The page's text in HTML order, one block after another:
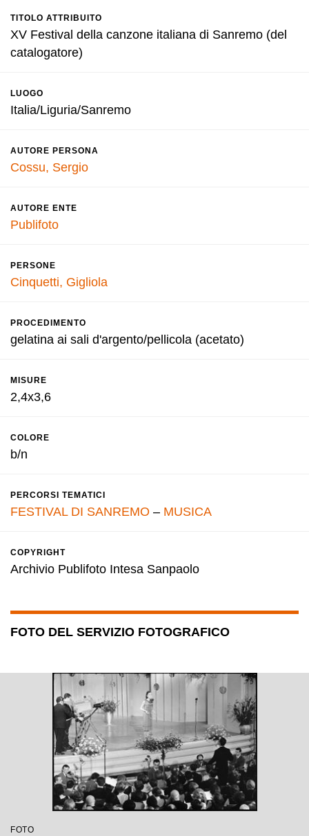
TITOLO ATTRIBUITO
XV Festival della canzone italiana di Sanremo (del
catalogatore)
LUOGO
Italia/Liguria/Sanremo
AUTORE PERSONA
Cossu, Sergio
AUTORE ENTE
Publifoto
PERSONE
Cinquetti, Gigliola
PROCEDIMENTO
gelatina ai sali d'argento/pellicola (acetato)
MISURE
2,4x3,6
COLORE
b/n
PERCORSI TEMATICI
FESTIVAL DI SANREMO – MUSICA
COPYRIGHT
Archivio Publifoto Intesa Sanpaolo
FOTO DEL SERVIZIO FOTOGRAFICO
FOTO